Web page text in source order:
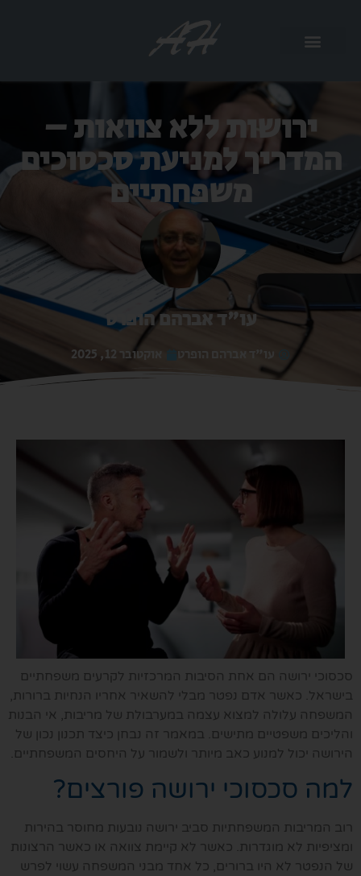
ירושות ללא צוואות –
המדריך למניעת סכסוכים
משפחתיים
עו"ד אברהם הופרט
עו"ד אברהם הופרט אוקטובר 12, 2025
סכסוכי ירושה הם אחת הסיבות המרכזיות לקרעים משפחתיים
בישראל. כאשר אדם נפטר מבלי להשאיר אחריו הנחיות ברורות,
המשפחה עלולה למצוא עצמה במערבולת של מריבות, אי הבנות
והליכים משפטיים מתישים. במאמר זה נבחן כיצד תכנון נכון של
הירושה יכול למנוע כאב מיותר ולשמור על היחסים המשפחתיים.
למה סכסוכי ירושה פורצים?
רוב המריבות המשפחתיות סביב ירושה נובעות מחוסר בהירות
ומציפיות לא מוגדרות. כאשר לא קיימת צוואה או כאשר הרצונות
של הנפטר לא היו ברורים, כל אחד מבני המשפחה עשוי לפרש